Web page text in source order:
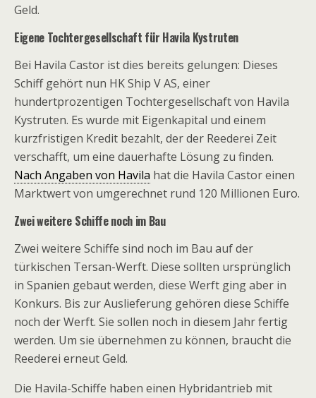
Geld.
Eigene Tochtergesellschaft für Havila Kystruten
Bei Havila Castor ist dies bereits gelungen: Dieses
Schiff gehört nun HK Ship V AS, einer
hundertprozentigen Tochtergesellschaft von Havila
Kystruten. Es wurde mit Eigenkapital und einem
kurzfristigen Kredit bezahlt, der der Reederei Zeit
verschafft, um eine dauerhafte Lösung zu finden.
Nach Angaben von Havila hat die Havila Castor einen
Marktwert von umgerechnet rund 120 Millionen Euro.
Zwei weitere Schiffe noch im Bau
Zwei weitere Schiffe sind noch im Bau auf der
türkischen Tersan-Werft. Diese sollten ursprünglich
in Spanien gebaut werden, diese Werft ging aber in
Konkurs. Bis zur Auslieferung gehören diese Schiffe
noch der Werft. Sie sollen noch in diesem Jahr fertig
werden. Um sie übernehmen zu können, braucht die
Reederei erneut Geld.
Die Havila-Schiffe haben einen Hybridantrieb mit